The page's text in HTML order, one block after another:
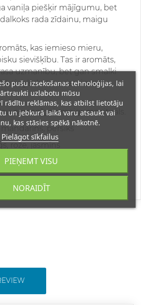
vaniļa piešķir mājīgumu, bet
rada zīdainu, maigu
kas iemieso mieru,
sievišķību. Tas ir aromāts,
uzmanību, bet gan smalki
viegls, bet neaizmirstams
personīgais maiguma rituāls.
persiks
roze, jasmīns
vaniļa, muskuss,
pušu izsekošanas tehnoloģijas, lai
uzlabotu mūsu
rādītu reklāmas, kas atbilst lietotāju
un jebkurā laikā varu atsaukt vai
kas stāsies spēkā nākotnē.
Pielāgot sīkfailus
NORAIDĪT
PIEŅEMT VISU